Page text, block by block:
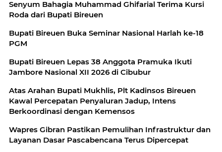
Senyum Bahagia Muhammad Ghifarial Terima Kursi
Roda dari Bupati Bireuen
Bupati Bireuen Buka Seminar Nasional Harlah ke-18
PGM
Bupati Bireuen Lepas 38 Anggota Pramuka Ikuti
Jambore Nasional XII 2026 di Cibubur
Atas Arahan Bupati Mukhlis, Plt Kadinsos Bireuen
Kawal Percepatan Penyaluran Jadup, Intens
Berkoordinasi dengan Kemensos
Wapres Gibran Pastikan Pemulihan Infrastruktur dan
Layanan Dasar Pascabencana Terus Dipercepat